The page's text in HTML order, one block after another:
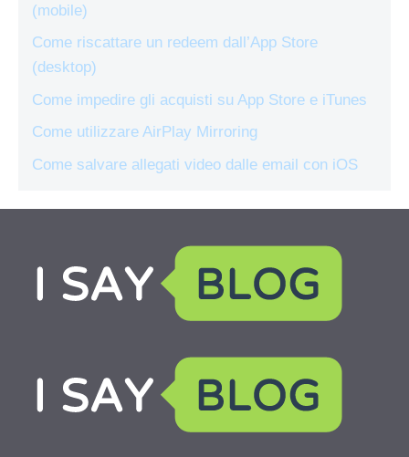
(mobile)
Come riscattare un redeem dall’App Store
(desktop)
Come impedire gli acquisti su App Store e iTunes
Come utilizzare AirPlay Mirroring
Come salvare allegati video dalle email con iOS